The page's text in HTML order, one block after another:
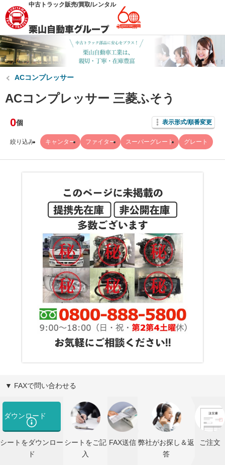
中古トラック販売/買取/レンタル
ACコンプレッサー
ACコンプレッサー 三菱ふそう
0個 表示形式/順番変更
絞り込み キャンター ファイター スーパーグレート グレート
▼ FAXで問い合わせる
ダウンロード
シートをダウンロー
ド
シートをご記
入
FAX送信 弊社がお探し＆返
答
ご注文